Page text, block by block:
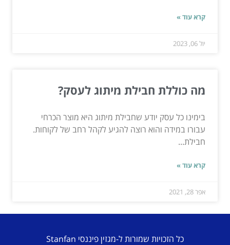
קרא עוד »
יול 06, 2023
מה כוללת חבילת מיתוג לעסק?
בימינו כל עסק יודע שחבילת מיתוג היא מוצר הכרחי
עבורו במידה והוא רוצה להגיע לקהל רחב של לקוחות.
חבילת...
קרא עוד »
אפר 28, 2021
כל הזכויות שמורות ל-מגזין פיננסי Stanfan